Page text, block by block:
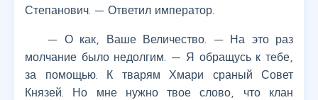
Степанович. — Ответил император.
— О как, Ваше Величество. — На это раз
молчание было недолгим. — Я обращусь к тебе,
за помощью. К тварям Хмари сраный Совет
Князей. Но мне нужно твое слово, что клан